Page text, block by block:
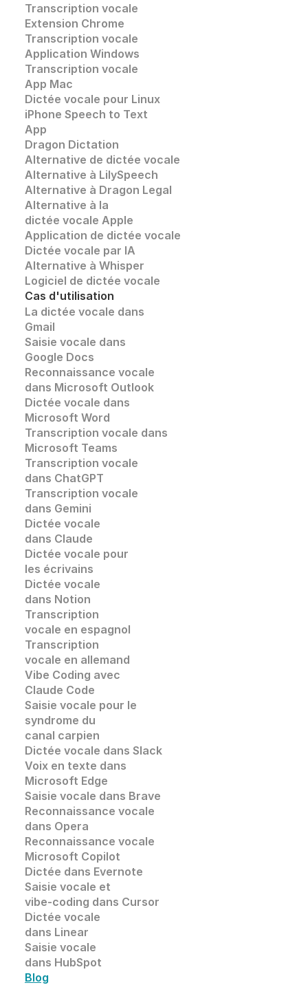
Transcription vocale
Extension Chrome
Transcription vocale
Application Windows
Transcription vocale
App Mac
Dictée vocale pour Linux
iPhone Speech to Text
App
Dragon Dictation
Alternative de dictée vocale
Alternative à LilySpeech
Alternative à Dragon Legal
Alternative à la
dictée vocale Apple
Application de dictée vocale
Dictée vocale par IA
Alternative à Whisper
Logiciel de dictée vocale
Cas d'utilisation
La dictée vocale dans
Gmail
Saisie vocale dans
Google Docs
Reconnaissance vocale
dans Microsoft Outlook
Dictée vocale dans
Microsoft Word
Transcription vocale dans
Microsoft Teams
Transcription vocale
dans ChatGPT
Transcription vocale
dans Gemini
Dictée vocale
dans Claude
Dictée vocale pour
les écrivains
Dictée vocale
dans Notion
Transcription
vocale en espagnol
Transcription
vocale en allemand
Vibe Coding avec
Claude Code
Saisie vocale pour le
syndrome du
canal carpien
Dictée vocale dans Slack
Voix en texte dans
Microsoft Edge
Saisie vocale dans Brave
Reconnaissance vocale
dans Opera
Reconnaissance vocale
Microsoft Copilot
Dictée dans Evernote
Saisie vocale et
vibe-coding dans Cursor
Dictée vocale
dans Linear
Saisie vocale
dans HubSpot
Blog